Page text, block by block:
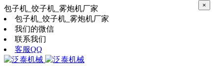
包子机_饺子机_雾炮机厂家
包子机_饺子机_雾炮机厂家
我们的微信
联系我们
客服QQ
×